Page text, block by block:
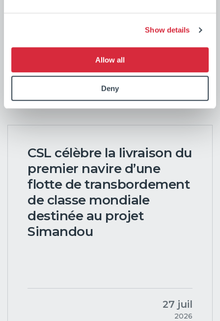
Show details
Allow all
Deny
Nos dernières
nouvelles
CSL célèbre la livraison du
premier navire d’une
flotte de transbordement
de classe mondiale
destinée au projet
Simandou
27 juil
2026